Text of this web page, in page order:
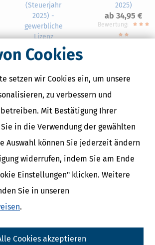
Cookies
setzen wir Cookies ein, um unsere
zu verbessern und
Mit Bestätigung Ihrer
in die Verwendung der gewählten
Auswahl können Sie jederzeit ändern
widerrufen, indem Sie am Ende
Einstellungen" klicken. Weitere
Sie in unseren
.
Cookies akzeptieren
(Steuerjahr
2025) -
gewerbliche
Lizenz
ab 369,95 €
2025)
ab 34,95 €
Bewertung:
Mitte
Hörde
Ost